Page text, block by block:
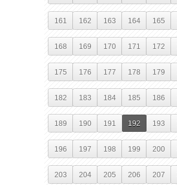
161 162 163 164 165
168 169 170 171 172
175 176 177 178 179
182 183 184 185 186
189 190 191 192 193
196 197 198 199 200
203 204 205 206 207